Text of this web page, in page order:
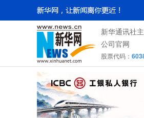
新华通讯社
公司官网
股票代码：